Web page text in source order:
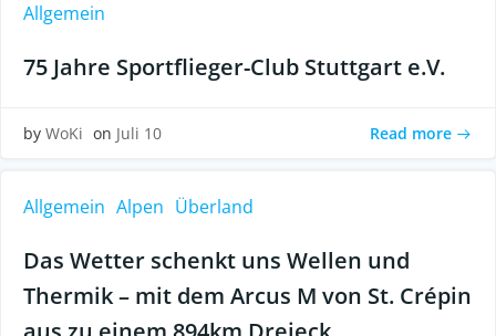
Allgemein
75 Jahre Sportflieger-Club Stuttgart e.V.
by WoKi on Juli 10 Read more
Allgemein Alpen Überland
Das Wetter schenkt uns Wellen und
Thermik – mit dem Arcus M von St. Crépin